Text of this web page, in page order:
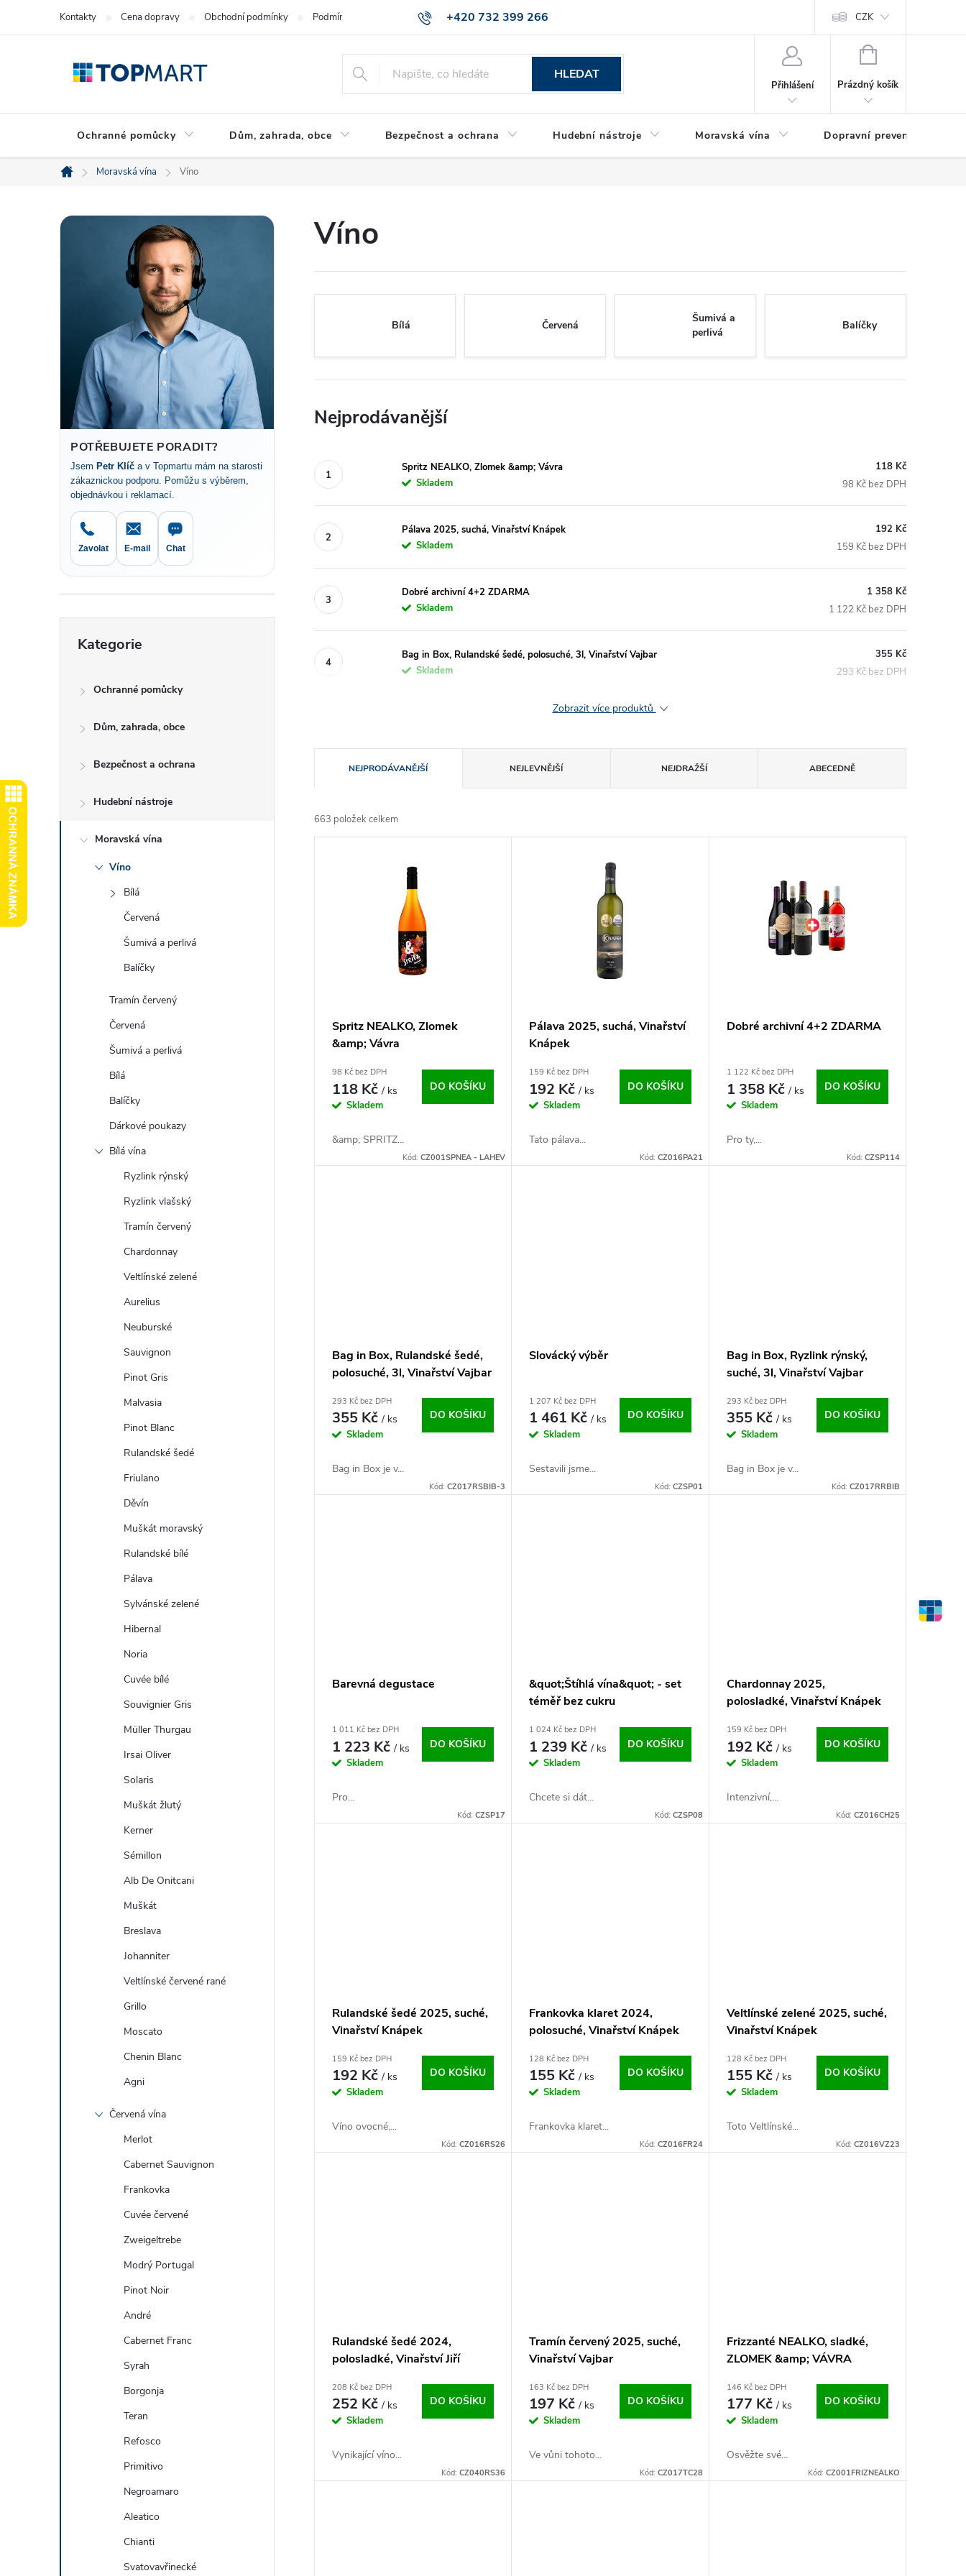
+420 732 399 266
Kontakty Cena dopravy Obchodní podmínky Podmínky ochrany osobních údajů Reklamace zboží CZK
HLEDAT
Přihlášení
NÁKUPNÍ
Prázdný košík
Ochranné pomůcky Dům, zahrada, obce Bezpečnost a ochrana Hudební nástroje Moravská vína Dopravní prevence
Domů
Moravská vína Víno
P
a
n
n
p
a
n
POTŘEBUJETE PORADIT?
Jsem Petr Klíč a v Topmartu mám na starosti
zákaznickou podporu. Pomůžu s výběrem,
objednávkou i reklamací.
Zavolat E-mail Chat
kategorie
Kategorie
Ochranné pomůcky
Dům, zahrada, obce
Bezpečnost a ochrana
Hudební nástroje
Moravská vína
Víno
Bílá
Červená
Šumivá a perlivá
Balíčky
Tramín červený
Červená
Šumivá a perlivá
Bílá
Balíčky
Dárkové poukazy
Bílá vína
Ryzlink rýnský
Ryzlink vlašský
Tramín červený
Chardonnay
Veltlínské zelené
Aurelius
Neuburské
Sauvignon
Pinot Gris
Malvasia
Pinot Blanc
Rulandské šedé
Friulano
Děvín
Muškát moravský
Rulandské bílé
Pálava
Sylvánské zelené
Hibernal
Noria
Cuvée bílé
Souvignier Gris
Müller Thurgau
Irsai Oliver
Solaris
Muškát žlutý
Kerner
Sémillon
Alb De Onitcani
Muškát
Breslava
Johanniter
Veltlínské červené rané
Grillo
Moscato
Chenin Blanc
Agni
Červená vína
Merlot
Cabernet Sauvignon
Frankovka
Cuvée červené
Zweigeltrebe
Modrý Portugal
Pinot Noir
André
Cabernet Franc
Syrah
Borgonja
Teran
Refosco
Primitivo
Negroamaro
Aleatico
Chianti
Svatovavřinecké
Víno
Bílá Červená
Šumivá a
perlivá
Balíčky
Nejprodávanější
Spritz NEALKO, Zlomek &amp; Vávra
Skladem
118 Kč
98 Kč bez DPH
Pálava 2025, suchá, Vinařství Knápek
Skladem
192 Kč
159 Kč bez DPH
Dobré archivní 4+2 ZDARMA
Skladem
1 358 Kč
1 122 Kč bez DPH
Bag in Box, Rulandské šedé, polosuché, 3l, Vinařství Vajbar
Skladem
355 Kč
293 Kč bez DPH
Zobrazit více produktů
a
z
k
NEJPRODÁVANĚJŠÍ NEJLEVNĚJŠÍ NEJDRAŽŠÍ ABECEDNĚ
663 položek celkem
u
Spritz NEALKO, Zlomek
&amp; Vávra
98 Kč bez DPH
118 Kč/ ks
Skladem
DO KOŠÍKU
&amp; SPRITZ...
Kód:CZ001SPNEA - LAHEV
Pálava 2025, suchá, Vinařství
Knápek
159 Kč bez DPH
192 Kč/ ks
Skladem
DO KOŠÍKU
Tato pálava...
Kód: CZ016PA21
Dobré archivní 4+2 ZDARMA
1 122 Kč bez DPH
1 358 Kč/ ks
Skladem
DO KOŠÍKU
Pro ty,...
Kód: CZSP114
Bag in Box, Rulandské šedé,
polosuché, 3l, Vinařství Vajbar
293 Kč bez DPH
355 Kč/ ks
Skladem
DO KOŠÍKU
Bag in Box je v...
Kód:CZ017RSBIB-3
Slovácký výběr
1 207 Kč bez DPH
1 461 Kč/ ks
Skladem
DO KOŠÍKU
Sestavili jsme...
Kód: CZSP01
Bag in Box, Ryzlink rýnský,
suché, 3l, Vinařství Vajbar
293 Kč bez DPH
355 Kč/ ks
Skladem
DO KOŠÍKU
Bag in Box je v...
Kód: CZ017RRBIB
Barevná degustace
1 011 Kč bez DPH
1 223 Kč/ ks
Skladem
DO KOŠÍKU
Pro...
Kód:CZSP17
&quot;Štíhlá vína&quot; - set
téměř bez cukru
1 024 Kč bez DPH
1 239 Kč/ ks
Skladem
DO KOŠÍKU
Chcete si dát...
Kód: CZSP08
Chardonnay 2025,
polosladké, Vinařství Knápek
159 Kč bez DPH
192 Kč/ ks
Skladem
DO KOŠÍKU
Intenzivní,...
Kód: CZ016CH25
Rulandské šedé 2025, suché,
Vinařství Knápek
159 Kč bez DPH
192 Kč/ ks
Skladem
DO KOŠÍKU
Víno ovocné,...
Kód:CZ016RS26
Frankovka klaret 2024,
polosuché, Vinařství Knápek
128 Kč bez DPH
155 Kč/ ks
Skladem
DO KOŠÍKU
Frankovka klaret...
Kód: CZ016FR24
Veltlínské zelené 2025, suché,
Vinařství Knápek
128 Kč bez DPH
155 Kč/ ks
Skladem
DO KOŠÍKU
Toto Veltlínské...
Kód: CZ016VZ23
Rulandské šedé 2024,
polosladké, Vinařství Jiří
208 Kč bez DPH
252 Kč/ ks
Skladem
DO KOŠÍKU
Vynikající víno...
Kód:CZ040RS36
Tramín červený 2025, suché,
Vinařství Vajbar
163 Kč bez DPH
197 Kč/ ks
Skladem
DO KOŠÍKU
Ve vůni tohoto...
Kód: CZ017TC28
Frizzanté NEALKO, sladké,
ZLOMEK &amp; VÁVRA
146 Kč bez DPH
177 Kč/ ks
Skladem
DO KOŠÍKU
Osvěžte své...
Kód: CZ001FRIZNEALKO